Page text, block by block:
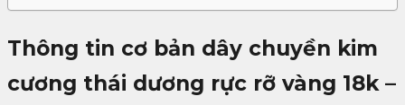
Thông tin cơ bản dây chuyền kim
cương thái dương rực rỡ vàng 18k –